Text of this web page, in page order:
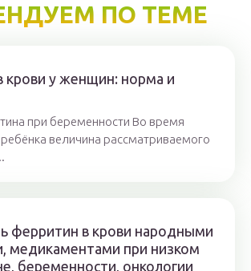
ПО ТЕМЕ
крови у женщин: норма и
при беременности Во время
величина рассматриваемого
ферритин в крови народными
медикаментами при низком
беременности, онкологии